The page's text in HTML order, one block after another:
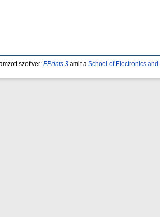
szoftver: EPrints 3 amit a School of Electronics